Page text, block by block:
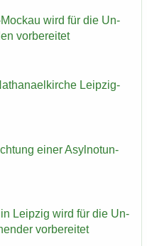
wird für die Un­
vor­be­rei­tet
Leipzig-​
einer Asyl­not­un­
Leip­zig wird für die Un­
vor­be­rei­tet